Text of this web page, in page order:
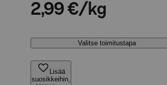
2,99 €/kg
Valitse toimitustapa
Lisää
suosikkeihin,